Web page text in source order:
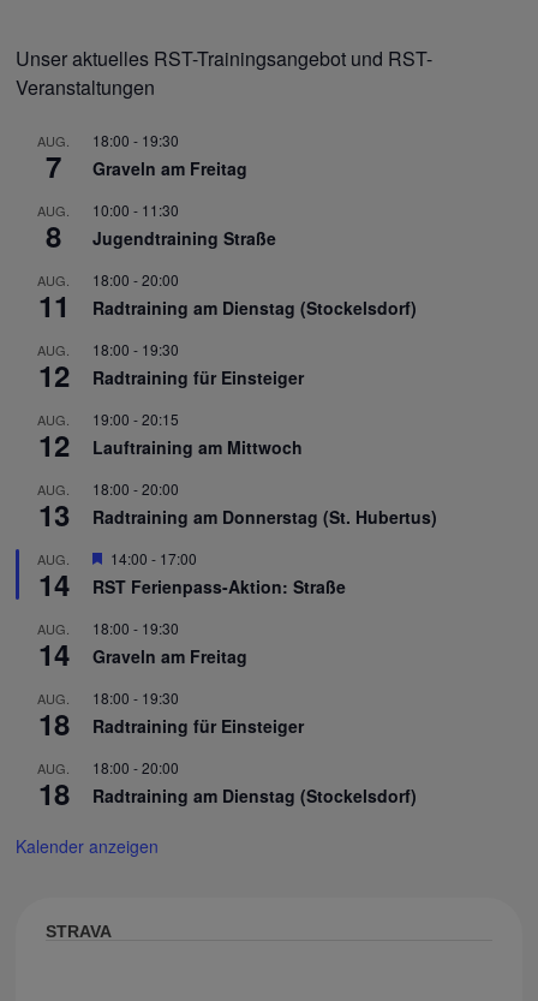
Unser aktuelles RST-Trainingsangebot und RST-
Veranstaltungen
AUG.
7
18:00 - 19:30
Graveln am Freitag
AUG.
8
10:00 - 11:30
Jugendtraining Straße
AUG.
11
18:00 -20:00
Radtraining am Dienstag (Stockelsdorf)
AUG.
12
18:00 - 19:30
Radtraining für Einsteiger
AUG.
12
19:00 -20:15
Lauftraining am Mittwoch
AUG.
13
18:00 -20:00
Radtraining am Donnerstag (St. Hubertus)
AUG.
14
Hervorgehoben
14:00 - 17:00
RST Ferienpass-Aktion: Straße
AUG.
14
18:00 - 19:30
Graveln am Freitag
AUG.
18
18:00 - 19:30
Radtraining für Einsteiger
AUG.
18
18:00 -20:00
Radtraining am Dienstag (Stockelsdorf)
Kalender anzeigen
STRAVA